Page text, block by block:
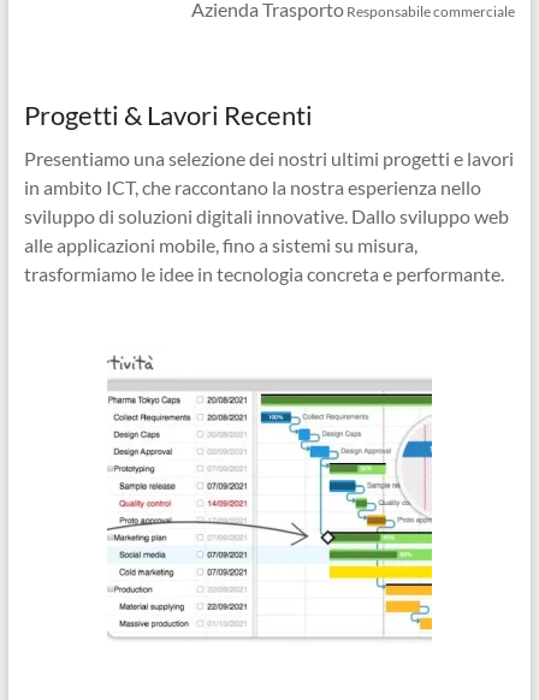
Azienda Trasporto Responsabile commerciale
Progetti & Lavori Recenti
Presentiamo una selezione dei nostri ultimi progetti e lavori
in ambito ICT, che raccontano la nostra esperienza nello
sviluppo di soluzioni digitali innovative. Dallo sviluppo web
alle applicazioni mobile, fino a sistemi su misura,
trasformiamo le idee in tecnologia concreta e performante.